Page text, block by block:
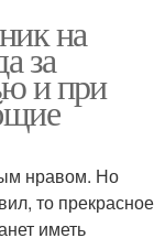
на
за
и при
нравом. Но
то прекрасное
иметь